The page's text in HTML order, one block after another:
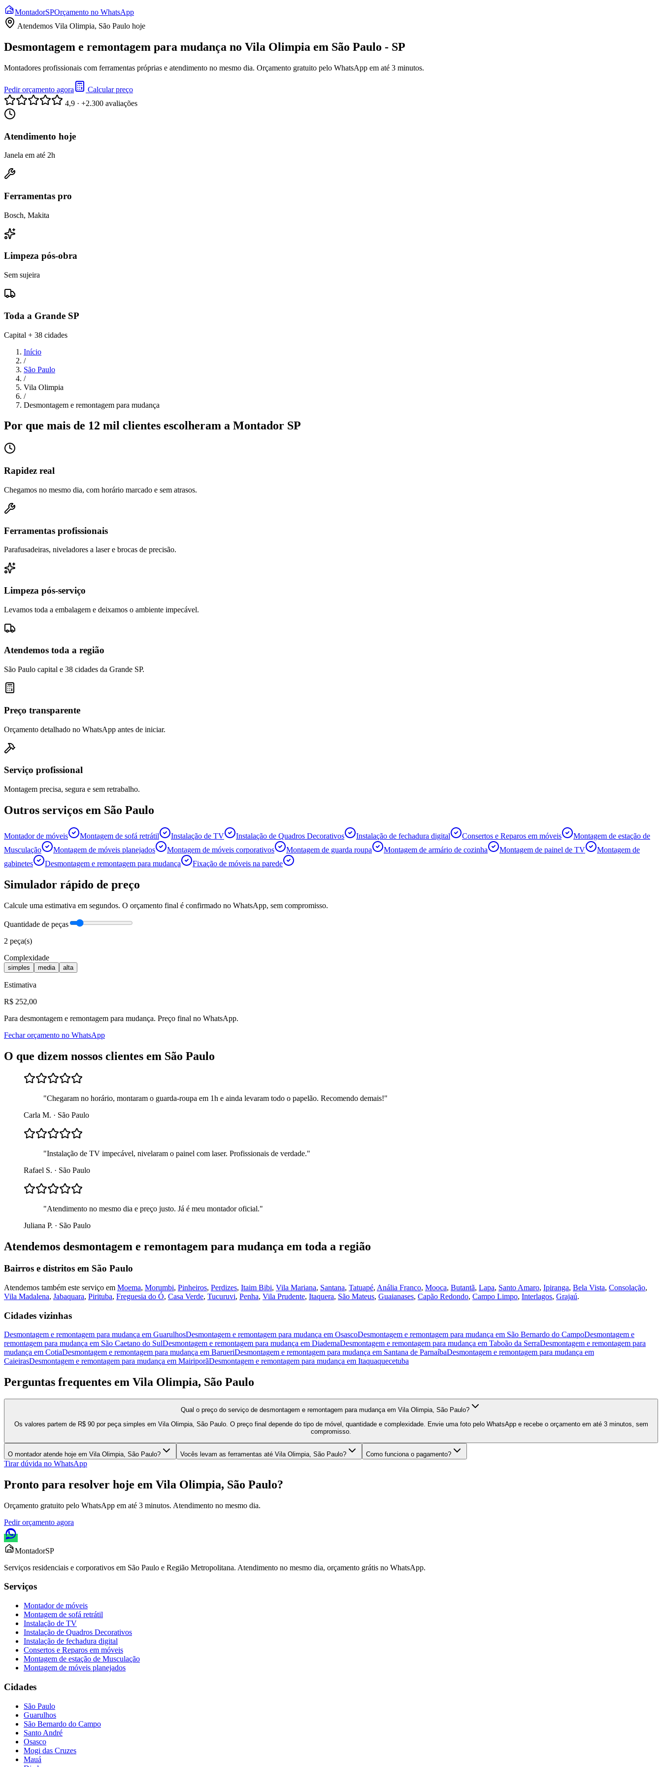
MontadorSPOrçamento no WhatsApp
Atendemos Vila Olimpia, São Paulo hoje
Desmontagem e remontagem para mudança no Vila Olimpia em São Paulo - SP
Montadores profissionais com ferramentas próprias e atendimento no mesmo dia. Orçamento gratuito pelo WhatsApp em até 3 minutos.
Pedir orçamento agora
Calcular preço
4,9 · +2.300 avaliações
Atendimento hoje
Janela em até 2h
Ferramentas pro
Bosch, Makita
Limpeza pós-obra
Sem sujeira
Toda a Grande SP
Capital + 38 cidades
Início
/
São Paulo
/
Vila Olimpia
/
Desmontagem e remontagem para mudança
Por que mais de 12 mil clientes escolheram a Montador SP
Rapidez real
Chegamos no mesmo dia, com horário marcado e sem atrasos.
Ferramentas profissionais
Parafusadeiras, niveladores a laser e brocas de precisão.
Limpeza pós-serviço
Levamos toda a embalagem e deixamos o ambiente impecável.
Atendemos toda a região
São Paulo capital e 38 cidades da Grande SP.
Preço transparente
Orçamento detalhado no WhatsApp antes de iniciar.
Serviço profissional
Montagem precisa, segura e sem retrabalho.
Outros serviços em São Paulo
Montador de móveis Montagem de sofá retrátil Instalação de TV Instalação de Quadros Decorativos Instalação de fechadura digital Consertos e Reparos em móveis
Montagem de estação de
Musculação
Montagem de móveis planejados Montagem de móveis corporativos Montagem de guarda roupa Montagem de armário de cozinha Montagem de painel de TV
Montagem de
gabinetes
Desmontagem e remontagem para mudança Fixação de móveis na parede
Simulador rápido de preço
Calcule uma estimativa em segundos. O orçamento final é confirmado no WhatsApp, sem compromisso.
Quantidade de peças
2 peça(s)
Complexidade
simples media alta
Estimativa
R$ 252,00
Para desmontagem e remontagem para mudança. Preço final no WhatsApp.
Fechar orçamento no WhatsApp
O que dizem nossos clientes em São Paulo
"Chegaram no horário, montaram o guarda-roupa em 1h e ainda levaram todo o papelão. Recomendo demais!"
Carla M. · São Paulo
"Instalação de TV impecável, nivelaram o painel com laser. Profissionais de verdade."
Rafael S. · São Paulo
"Atendimento no mesmo dia e preço justo. Já é meu montador oficial."
Juliana P. · São Paulo
Atendemos desmontagem e remontagem para mudança em toda a região
Bairros e distritos em São Paulo
Atendemos também este serviço em Moema, Morumbi, Pinheiros, Perdizes, Itaim Bibi, Vila Mariana, Santana, Tatuapé, Anália Franco, Mooca, Butantã, Lapa, Santo Amaro, Ipiranga, Bela Vista, Consolação,
Vila Madalena, Jabaquara, Pirituba, Freguesia do Ó, Casa Verde, Tucuruvi, Penha, Vila Prudente, Itaquera, São Mateus, Guaianases, Capão Redondo, Campo Limpo, Interlagos, Grajaú.
Cidades vizinhas
Desmontagem e remontagem para mudança em GuarulhosDesmontagem e remontagem para mudança em OsascoDesmontagem e remontagem para mudança em São Bernardo do CampoDesmontagem e
remontagem para mudança em São Caetano do SulDesmontagem e remontagem para mudança em DiademaDesmontagem e remontagem para mudança em Taboão da SerraDesmontagem e remontagem para
mudança em CotiaDesmontagem e remontagem para mudança em BarueriDesmontagem e remontagem para mudança em Santana de ParnaíbaDesmontagem e remontagem para mudança em
CaieirasDesmontagem e remontagem para mudança em MairiporãDesmontagem e remontagem para mudança em Itaquaquecetuba
Perguntas frequentes em Vila Olimpia, São Paulo
Qual o preço do serviço de desmontagem e remontagem para mudança em Vila Olimpia, São Paulo?
Os valores partem de R$ 90 por peça simples em Vila Olimpia, São Paulo. O preço final depende do tipo de móvel, quantidade e complexidade. Envie uma foto pelo WhatsApp e recebe o orçamento em até 3 minutos, sem
compromisso.
O montador atende hoje em Vila Olimpia, São Paulo? Vocês levam as ferramentas até Vila Olimpia, São Paulo? Como funciona o pagamento?
Tirar dúvida no WhatsApp
Pronto para resolver hoje em Vila Olimpia, São Paulo?
Orçamento gratuito pelo WhatsApp em até 3 minutos. Atendimento no mesmo dia.
Pedir orçamento agora
MontadorSP
Serviços residenciais e corporativos em São Paulo e Região Metropolitana. Atendimento no mesmo dia, orçamento grátis no WhatsApp.
Serviços
Montador de móveis
Montagem de sofá retrátil
Instalação de TV
Instalação de Quadros Decorativos
Instalação de fechadura digital
Consertos e Reparos em móveis
Montagem de estação de Musculação
Montagem de móveis planejados
Cidades
São Paulo
Guarulhos
São Bernardo do Campo
Santo André
Osasco
Mogi das Cruzes
Mauá